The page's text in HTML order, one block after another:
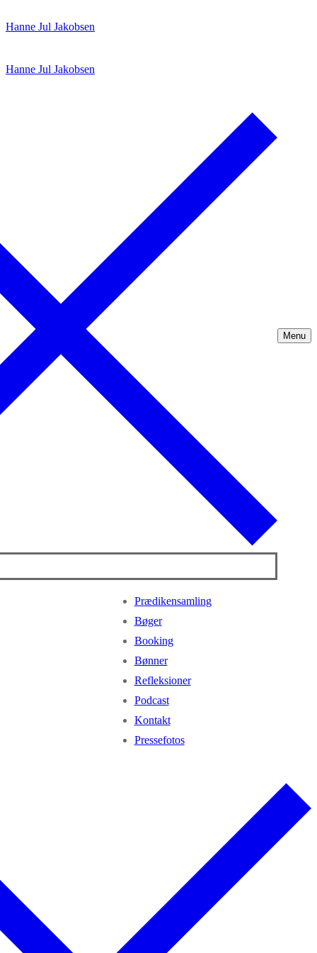
til
Hanne Jul Jakobsen
Hanne Jul Jakobsen
Menu
Prædikensamling
Bøger
Booking
Bønner
Refleksioner
Podcast
Kontakt
Pressefotos